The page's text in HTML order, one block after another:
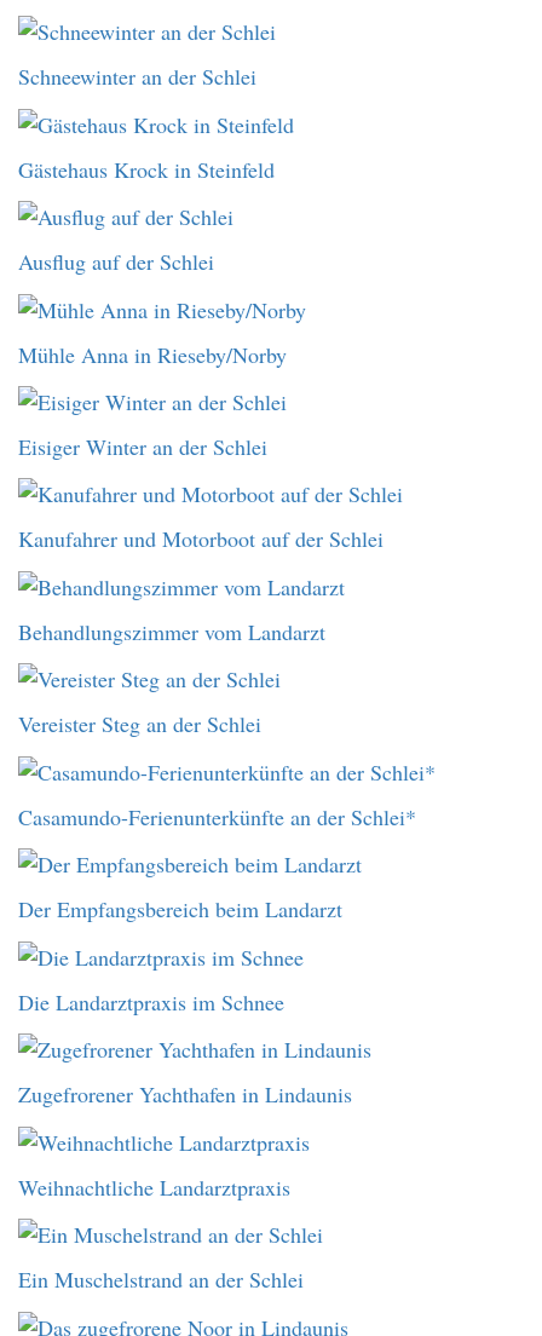
Schneewinter an der Schlei
Gästehaus Krock in Steinfeld
Ausflug auf der Schlei
Mühle Anna in Rieseby/Norby
Eisiger Winter an der Schlei
Kanufahrer und Motorboot auf der Schlei
Behandlungszimmer vom Landarzt
Vereister Steg an der Schlei
Casamundo-Ferienunterkünfte an der Schlei*
Der Empfangsbereich beim Landarzt
Die Landarztpraxis im Schnee
Zugefrorener Yachthafen in Lindaunis
Weihnachtliche Landarztpraxis
Ein Muschelstrand an der Schlei